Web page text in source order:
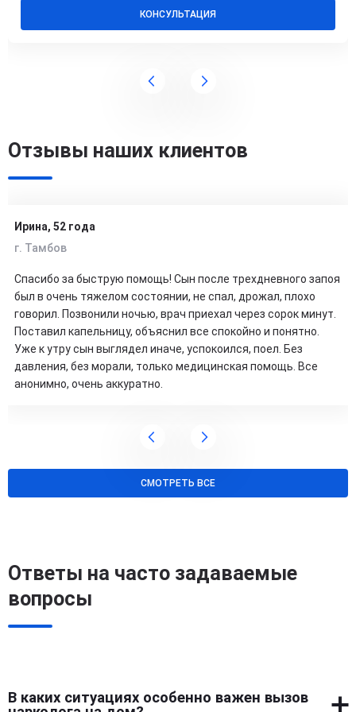
КОНСУЛЬТАЦИЯ
Отзывы наших клиентов
Ирина, 52 года
г. Тамбов
Спасибо за быструю помощь! Сын после трехдневного запоя
был в очень тяжелом состоянии, не спал, дрожал, плохо
говорил. Позвонили ночью, врач приехал через сорок минут.
Поставил капельницу, объяснил все спокойно и понятно.
Уже к утру сын выглядел иначе, успокоился, поел. Без
давления, без морали, только медицинская помощь. Все
анонимно, очень аккуратно.
СМОТРЕТЬ ВСЕ
Ответы на часто задаваемые
вопросы
В каких ситуациях особенно важен вызов